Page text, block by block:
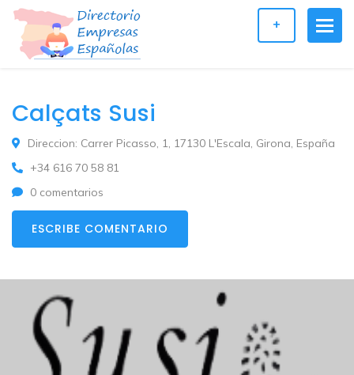
+
Calçats Susi
Direccion: Carrer Picasso, 1, 17130 L'Escala, Girona, España
+34 616 70 58 81
0 comentarios
ESCRIBE COMENTARIO